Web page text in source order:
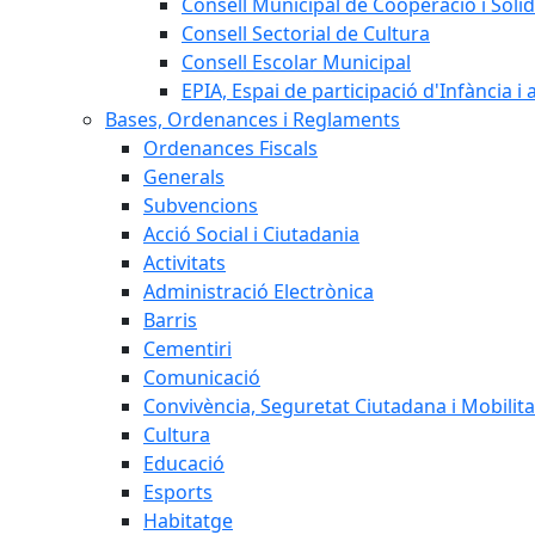
Consell Sectorial de Cultura
Consell Escolar Municipal
EPIA, Espai de participació d'Infància i
Bases, Ordenances i Reglaments
Ordenances Fiscals
Generals
Subvencions
Acció Social i Ciutadania
Activitats
Administració Electrònica
Barris
Cementiri
Comunicació
Convivència, Seguretat Ciutadana i
Cultura
Educació
Esports
Habitatge